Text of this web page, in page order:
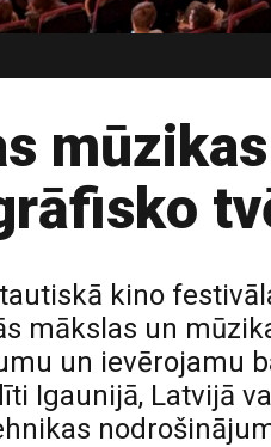
kino
mākslas un
un ievērojamu
Igaunijā, Latvijā